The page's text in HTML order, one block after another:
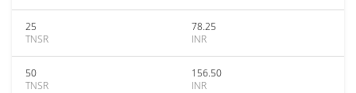
25
TNSR
78.25
INR
50
TNSR
156.50
INR